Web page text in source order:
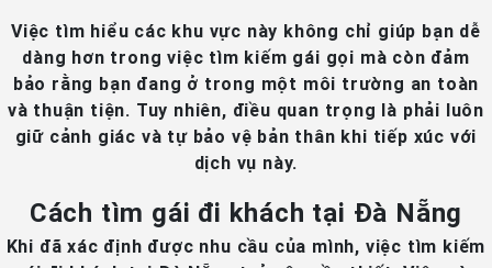
Việc tìm hiểu các khu vực này không chỉ giúp bạn dễ
dàng hơn trong việc tìm kiếm gái gọi mà còn đảm
bảo rằng bạn đang ở trong một môi trường an toàn
và thuận tiện. Tuy nhiên, điều quan trọng là phải luôn
giữ cảnh giác và tự bảo vệ bản thân khi tiếp xúc với
dịch vụ này.
Cách tìm gái đi khách tại Đà Nẵng
Khi đã xác định được nhu cầu của mình, việc tìm kiếm